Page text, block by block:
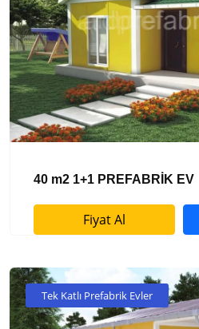
40 m2 1+1 PREFABRİK EV
Fiyat Al
Tek Katlı Prefabrik Evler